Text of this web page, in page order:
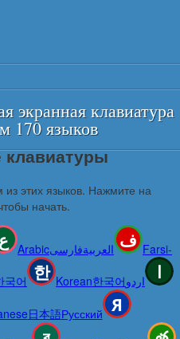
экранная клавиатура
170 языков
этих языков. Нажмите на
начать.
Arabic العربيةفارسی
Farsi-
국어 Korean한국어اردو
日本語Русский